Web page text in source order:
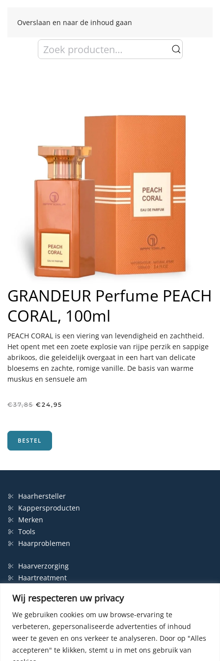
Wij respecteren uw privacy
We gebruiken cookies om uw browse-ervaring te
verbeteren, gepersonaliseerde advertenties of inhoud
weer te geven en ons verkeer te analyseren. Door op "Alles
accepteren" te klikken, stemt u in met ons gebruik van
Overslaan en naar de inhoud gaan
Zoeken
naar:
GRANDEUR Perfume PEACH
CORAL, 100ml
PEACH CORAL is een viering van levendigheid en zachtheid.
Het opent met een zoete explosie van rijpe perzik en sappige
abrikoos, die geleidelijk overgaat in een hart van delicate
bloesems en zachte, romige vanille. De basis van warme
muskus en sensuele am
€37,85 Oorspronkelijke
€ 24,95
BESTEL
Haarhersteller
Kappersproducten
Merken
Tools
Haarproblemen
Haarverzorging
Haartreatment
Styling
Shampoo
Haarverf
Permanente haarverf